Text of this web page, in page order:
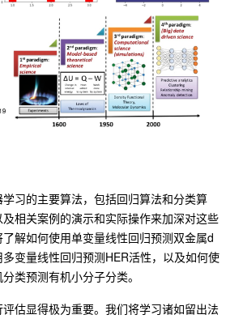
习的主要算法，包括回归算法和分类算
相关案例的演示和实际操作来加深对这些
解如何使用单变量线性回归预测双金属d
变量线性回归预测HER活性，以及如何使
类预测有机小分子分类。
估显得极为重要。我们将学习诸如留出法